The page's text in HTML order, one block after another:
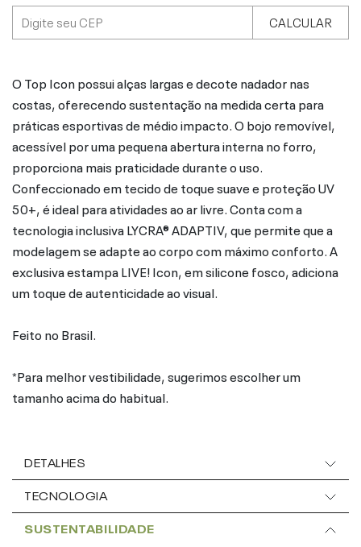
CALCULAR
O Top Icon possui alças largas e decote nadador nas
costas, oferecendo sustentação na medida certa para
práticas esportivas de médio impacto. O bojo removível,
acessível por uma pequena abertura interna no forro,
proporciona mais praticidade durante o uso.
Confeccionado em tecido de toque suave e proteção UV
50+, é ideal para atividades ao ar livre. Conta com a
tecnologia inclusiva LYCRA® ADAPTIV, que permite que a
modelagem se adapte ao corpo com máximo conforto. A
exclusiva estampa LIVE! Icon, em silicone fosco, adiciona
um toque de autenticidade ao visual.
Feito no Brasil.
*Para melhor vestibilidade, sugerimos escolher um
tamanho acima do habitual.
DETALHES
TECNOLOGIA
SUSTENTABILIDADE